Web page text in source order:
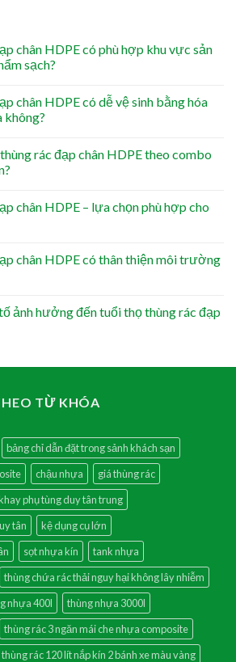
chân HDPE có phù hợp khu vực sản
sạch?
chân HDPE có dễ vệ sinh bằng hóa
rác đạp chân HDPE theo combo
chân HDPE – lựa chọn phù hợp cho
chân HDPE có thân thiện môi trường
ảnh hưởng đến tuổi thọ thùng rác đạp
TỪ KHÓA
bảng chỉ dẫn đặt trong sảnh khách sạn
chậu nhựa
giá thùng rác
phụ tùng duy tân trung
tân
kệ dụng cụ lớn
sọt nhựa kín
tank nhựa
thùng chứa rác thải nguy hại không lây nhiễm
nhựa 400l
thùng nhựa 3000l
thùng rác 3 ngăn mái che nhựa composite
thùng rác 120 lít nắp kín 2 bánh xe màu vàng